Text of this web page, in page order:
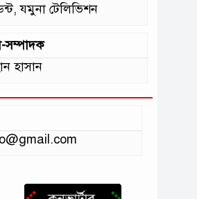
যমুনা টেলিভিশন
সম্পাদক
হাসান